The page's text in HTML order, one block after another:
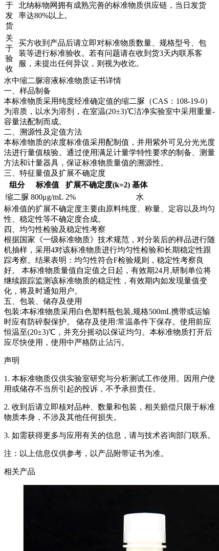
于
发
货
北纳标物网拥有成熟完善的标准物质供应链，当日发货
率达80%以上。
关
于
验
收
买方收到产品后请立即对标准物质数量、规格型号、包
装等进行标准验收。若有问题请在收到货3天内联系客
服，未提出任何异议，则视为收讫。
水中缩二脲溶液标准物质证书详情
一、样品制备
本标准物质采用纯度经准确定值的缩二脲（CAS：108-19-0）
为溶质，以水为溶剂，在室温(20±3)℃洁净实验室中采用重量-
容量法配制而成。
二、溯源性及定值方法
本标准物质的浓度标准值采用配制值，并用紫外可见分光光度
法进行量值核验。通过使用满足计量学特性要求的制备、测量
方法和计量器具，保证标准物质量值的溯源性。
三、特征量值及扩展不确定度
组分
标准值 扩展不确定度(k=2) 基体
缩二脲 800μg/mL 2%
水
标准值的扩展不确定度主要由原料纯度、称量、定容以及均匀
性、稳定性等不确定度合成。
四、均匀性检验及稳定性考察
根据国家《一级标准物质》技术规范，对分装后的样品进行随
机抽样，采用4对该标准物质进行均匀性检验和长期稳定性跟
踪考察。结果表明：均匀性符合F检验规则，稳定性考察良
好。 本标准物质量值自定值之日起，有效期24月,研制单位将
继续跟踪监测该标准物质的稳定性，有效期内如发现量值变
化，将及时通知用户。
五、包装、储存及使用
包装:本标准物质采用白色塑料瓶包装,规格500mL携带或运输
时应有防碎裂保护。 储存及使用:常温条件下保存。使用前应
恒温至(20±3)℃，并充分摇动以保证均匀。本标准物质打开后
应尽快使用，使用中严格防止沾污。
声明
1. 本标准物质仅供实验室研究与分析测试工作使用。因用户使
用或储存不当所引起的投诉，不予承担责任。
2. 收到后请立即核对品种、数量和包装，相关赔偿只限于标准
物质本身，不涉及其他任何损失。
3. 如需获得更多与应用有关的信息，请与技术咨询部门联系。
注：以上信息仅供参考，以产品附带证书为准。
相关产品